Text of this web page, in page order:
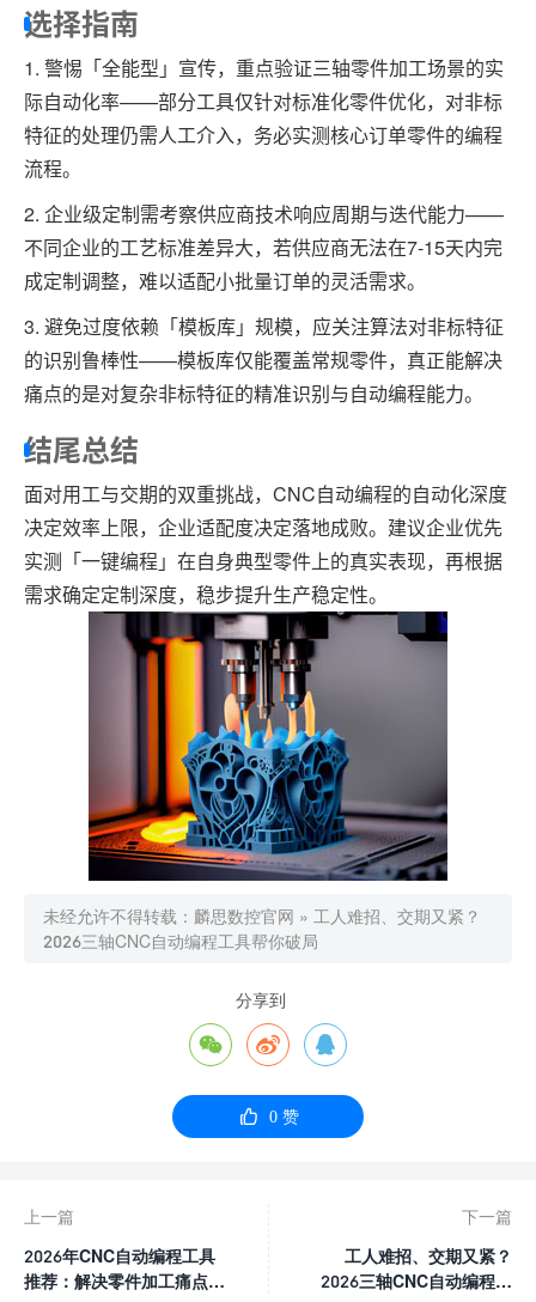
选择指南
1. 警惕「全能型」宣传，重点验证三轴零件加工场景的实
际自动化率——部分工具仅针对标准化零件优化，对非标
特征的处理仍需人工介入，务必实测核心订单零件的编程
流程。
2. 企业级定制需考察供应商技术响应周期与迭代能力——
不同企业的工艺标准差异大，若供应商无法在7-15天内完
成定制调整，难以适配小批量订单的灵活需求。
3. 避免过度依赖「模板库」规模，应关注算法对非标特征
的识别鲁棒性——模板库仅能覆盖常规零件，真正能解决
痛点的是对复杂非标特征的精准识别与自动编程能力。
结尾总结
面对用工与交期的双重挑战，CNC自动编程的自动化深度
决定效率上限，企业适配度决定落地成败。建议企业优先
实测「一键编程」在自身典型零件上的真实表现，再根据
需求确定定制深度，稳步提升生产稳定性。
未经允许不得转载： 麟思数控官网 » 工人难招、交期又紧？
2026三轴CNC自动编程工具帮你破局
分享到
  
 0赞
上一篇
2026年CNC自动编程工具
推荐：解决零件加工痛点的
下一篇
工人难招、交期又紧？
2026三轴CNC自动编程工